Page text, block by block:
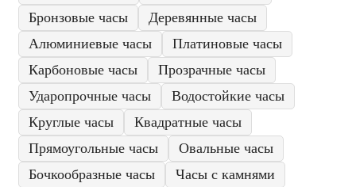
Бронзовые часы
Деревянные часы
Алюминиевые часы
Платиновые часы
Карбоновые часы
Прозрачные часы
Ударопрочные часы
Водостойкие часы
Круглые часы
Квадратные часы
Прямоугольные часы
Овальные часы
Бочкообразные часы
Часы с камнями